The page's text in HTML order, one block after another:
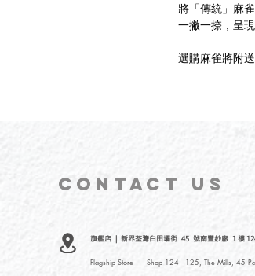
將「傳統」麻
一撇一捺，呈
選購麻雀將附送
CONTACT US
旗艦店 | 新界荃灣白田壩街 45 號南豐紗廠 1 樓
Flagship Store | Shop 124 - 125, The Mills, 45